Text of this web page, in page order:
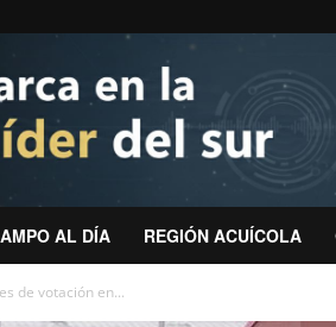
AL DÍA REGIÓN ACUÍCOLA
de votación en...